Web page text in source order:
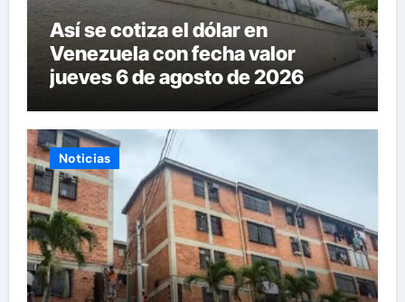
Así se cotiza el dólar en
Venezuela con fecha valor
jueves 6 de agosto de 2026
Noticias